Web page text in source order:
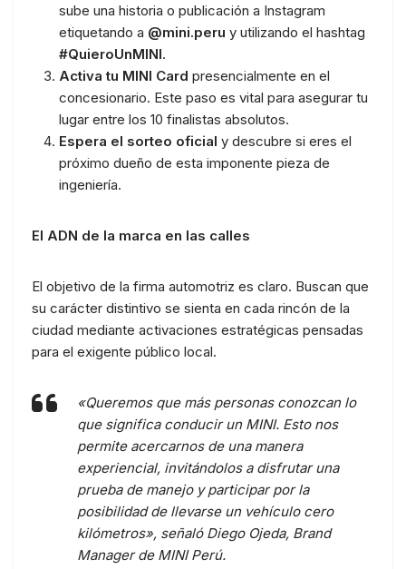
sube una historia o publicación a Instagram
etiquetando a @mini.peru y utilizando el hashtag
#QuieroUnMINI.
Activa tu MINI Card presencialmente en el
concesionario. Este paso es vital para asegurar tu
lugar entre los 10 finalistas absolutos.
Espera el sorteo oficial y descubre si eres el
próximo dueño de esta imponente pieza de
ingeniería.
El ADN de la marca en las calles
El objetivo de la firma automotriz es claro. Buscan que
su carácter distintivo se sienta en cada rincón de la
ciudad mediante activaciones estratégicas pensadas
para el exigente público local.
«Queremos que más personas conozcan lo
que significa conducir un MINI. Esto nos
permite acercarnos de una manera
experiencial, invitándolos a disfrutar una
prueba de manejo y participar por la
posibilidad de llevarse un vehículo cero
kilómetros», señaló Diego Ojeda, Brand
Manager de MINI Perú.